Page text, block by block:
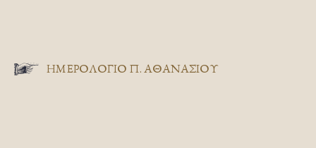
ΗΜΕΡΟΛΟΓΙΟ Π. ΑΘΑΝΑΣΙΟΥ